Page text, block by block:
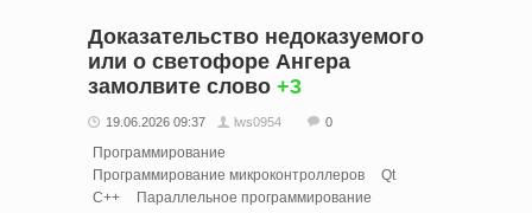
Доказательство недоказуемого
или о светофоре Ангера
замолвите слово +3
19.06.2026 09:37 lws0954 0
Программирование
Программирование микроконтроллеров
Qt
C++
Параллельное программирование